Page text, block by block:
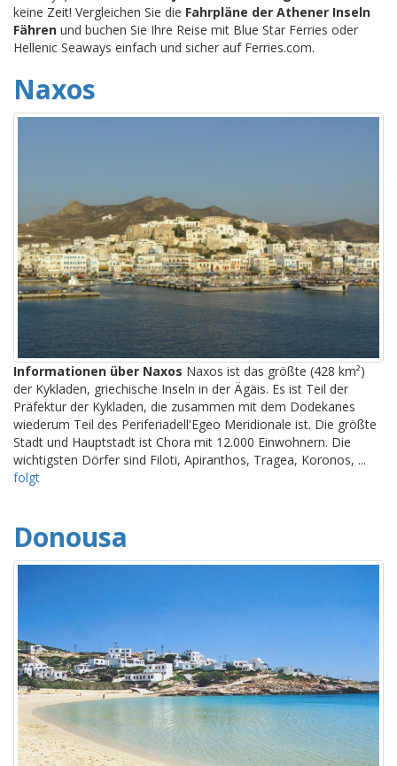
keine Zeit! Vergleichen Sie die Fahrpläne der Athener Inseln
Fähren und buchen Sie Ihre Reise mit Blue Star Ferries oder
Hellenic Seaways einfach und sicher auf Ferries.com.
Naxos
Informationen über Naxos Naxos ist das größte (428 km²)
der Kykladen, griechische Inseln in der Ägäis. Es ist Teil der
Präfektur der Kykladen, die zusammen mit dem Dodekanes
wiederum Teil des Periferiadell'Egeo Meridionale ist. Die größte
Stadt und Hauptstadt ist Chora mit 12.000 Einwohnern. Die
wichtigsten Dörfer sind Filoti, Apiranthos, Tragea, Koronos, ...
folgt
Donousa